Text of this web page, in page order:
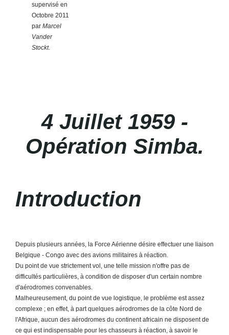
supervisé en
Octobre 2011
par Marcel
Vander
Stockt.
4 Juillet 1959 -
Opération Simba.
Introduction
Depuis plusieurs années, la Force Aérienne désire effectuer une liaison
Belgique - Congo avec des avions militaires à réaction.
Du point de vue strictement vol, une telle mission n'offre pas de
difficultés particulières, à condition de disposer d'un certain nombre
d'aérodromes convenables.
Malheureusement, du point de vue logistique, le problème est assez
complexe ; en effet, à part quelques aérodromes de la côte Nord de
l'Afrique, aucun des aérodromes du continent africain ne disposent de
ce qui est indispensable pour les chasseurs à réaction, à savoir le